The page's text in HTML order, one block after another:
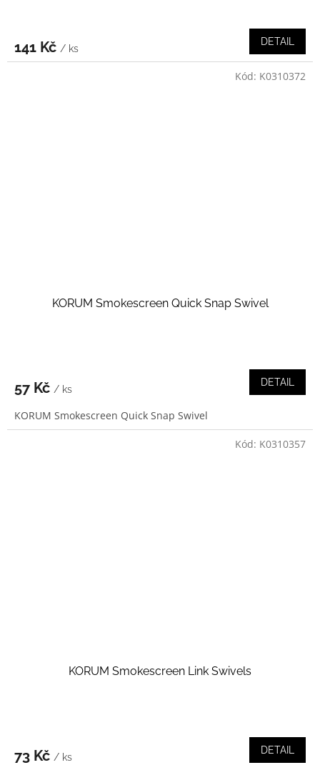
141 Kč / ks
DETAIL
KORUM Smokescreen Quick Snap Swivel
57 Kč / ks
DETAIL
KORUM Smokescreen Quick Snap Swivel
Kód: K0310372
KORUM Smokescreen Link Swivels
73 Kč / ks
DETAIL
Kód: K0310357